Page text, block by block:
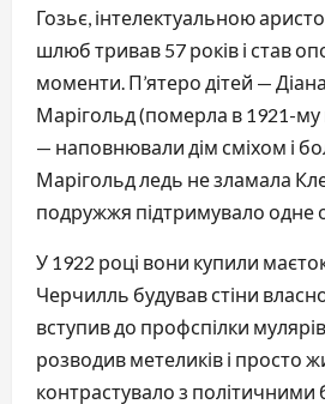
Гозьє, інтелектуальною
шлюб тривав 57 років і став
моменти. П’ятеро дітей —
Марігольд (померла в 1921-му
— наповнювали дім сміхом і
Марігольд ледь не зламала
подружжя підтримувало одне
У 1922 році вони купили
Черчилль будував стіни
вступив до профспілки
розводив метеликів і просто
контрастувало з політичними